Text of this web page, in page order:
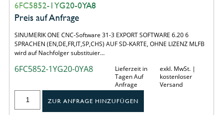
6FC5852-1YG20-0YA8
Preis auf Anfrage
SINUMERIK ONE CNC-Software 31-3 EXPORT SOFTWARE 6.20 6
SPRACHEN (EN,DE,FR,IT,SP,CHS) AUF SD-KARTE, OHNE LIZENZ MLFB
wird auf Nachfolger substituier…
6FC5852-1YG20-0YA8
Lieferzeit in
Tagen Auf
Anfrage
exkl. MwSt. |
kostenloser
Versand
ZUR ANFRAGE HINZUFÜGEN